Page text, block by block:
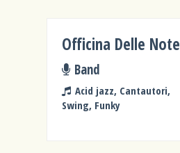
Officina Delle Note
Band
Acid jazz, Cantautori,
Swing, Funky